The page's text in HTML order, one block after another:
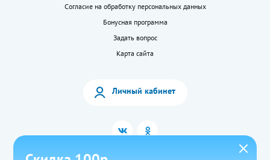
Согласие на обработку персональных данных
Бонусная программа
Задать вопрос
Карта сайта
Личный кабинет